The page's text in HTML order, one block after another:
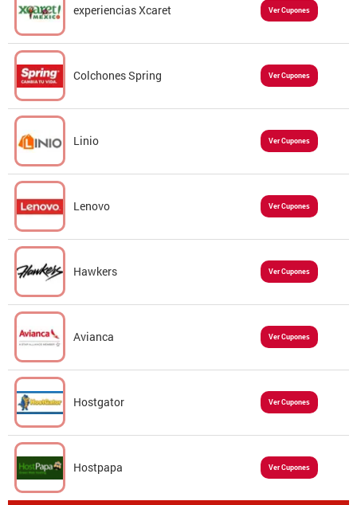
experiencias Xcaret Ver Cupones
Colchones Spring Ver Cupones
Linio Ver Cupones
Lenovo Ver Cupones
Hawkers Ver Cupones
Avianca Ver Cupones
Hostgator Ver Cupones
Hostpapa Ver Cupones